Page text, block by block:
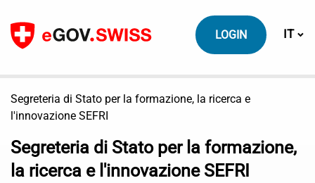
Contenuto
LOGIN IT
Segreteria di Stato per la formazione, la ricerca e
l'innovazione SEFRI
Segreteria di Stato per la formazione,
la ricerca e l'innovazione SEFRI